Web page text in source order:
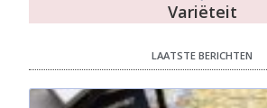
Variëteit
LAATSTE BERICHTEN